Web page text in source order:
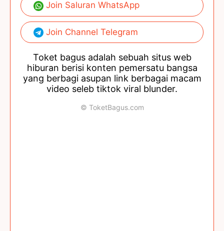
Join Saluran WhatsApp
Join Channel Telegram
Toket bagus adalah sebuah situs web
hiburan berisi konten pemersatu bangsa
yang berbagi asupan link berbagai macam
video seleb tiktok viral blunder.
© ToketBagus.com